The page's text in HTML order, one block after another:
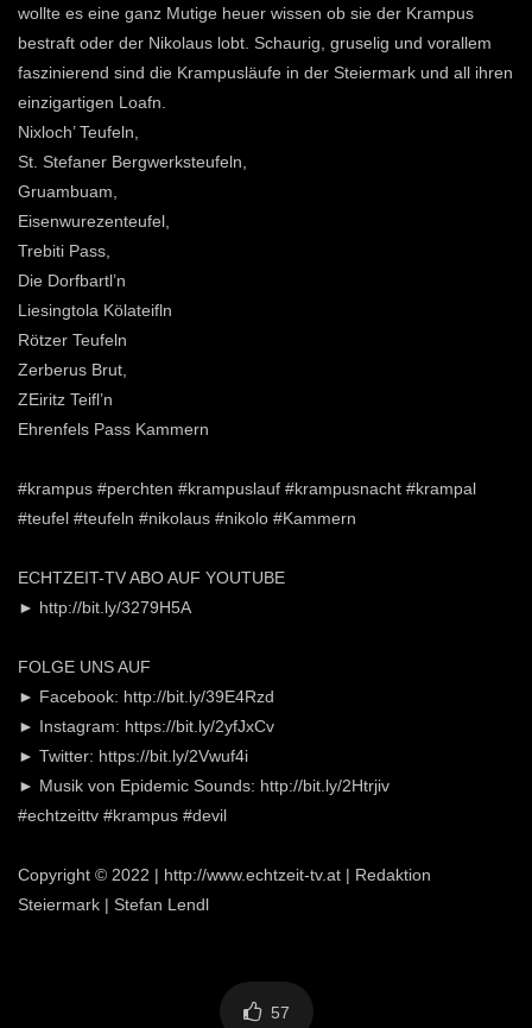
wollte es eine ganz Mutige heuer wissen ob sie der Krampus
bestraft oder der Nikolaus lobt. Schaurig, gruselig und vorallem
faszinierend sind die Krampusläufe in der Steiermark und all ihren
einzigartigen Loafn.
Nixloch’ Teufeln,
St. Stefaner Bergwerksteufeln,
Gruambuam,
Eisenwurezenteufel,
Trebiti Pass,
Die Dorfbartl’n
Liesingtola Kölateifln
Rötzer Teufeln
Zerberus Brut,
ZEiritz Teifl’n
Ehrenfels Pass Kammern
#krampus #perchten #krampuslauf #krampusnacht #krampal
#teufel #teufeln #nikolaus #nikolo #Kammern
ECHTZEIT-TV ABO AUF YOUTUBE
► http://bit.ly/3279H5A
FOLGE UNS AUF
► Facebook: http://bit.ly/39E4Rzd
► Instagram: https://bit.ly/2yfJxCv
► Twitter: https://bit.ly/2Vwuf4i
► Musik von Epidemic Sounds: http://bit.ly/2Htrjiv
#echtzeittv #krampus #devil
Copyright © 2022 | http://www.echtzeit-tv.at | Redaktion
Steiermark | Stefan Lendl
57